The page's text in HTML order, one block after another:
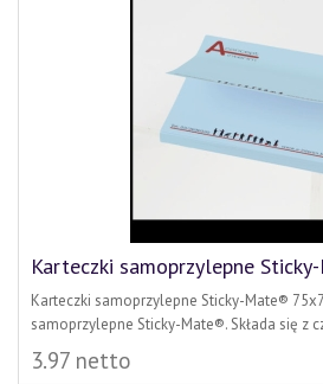
Karteczki samoprzylepne
Karteczki samoprzylepne Sticky-Mate®
samoprzylepne Sticky-Mate®. Składa się z
3.97 netto